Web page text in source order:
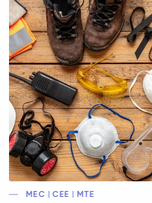
MEC | CEE | MTE